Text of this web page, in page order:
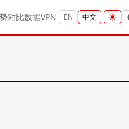
对比数据VPN EN 中文